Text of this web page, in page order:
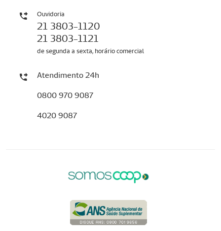
Ouvidoria
21 3803-1120
21 3803-1121
de segunda a sexta, horário comercial
Atendimento 24h
0800 970 9087
4020 9087